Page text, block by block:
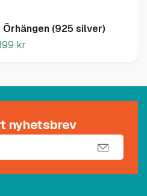
(925 silver)
kr
nyhetsbrev